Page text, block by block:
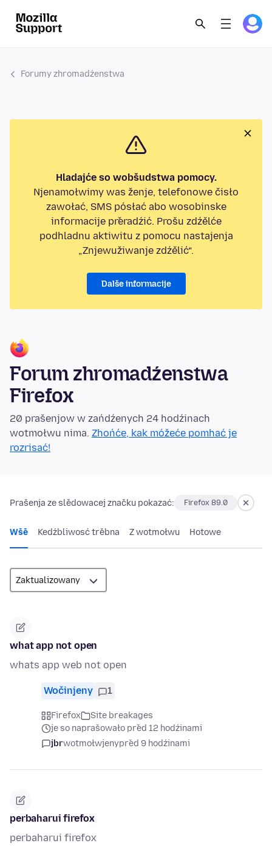
Forumy zhromadźenstwa
Hladajće so wobšudstwa pomocy.
Njenamołwimy was ženje, telefonowe čisło
zawołać, SMS pósłać abo wosobinske
informacije přeradźić. Prošu zdźělće
podhladnu aktiwitu z pomocu nastajenja
„Znjewužiwanje zdźělić“.
Dalše informacije
Forum zhromadźenstwa
Firefox
20 prašenjow w zańdźenych 24 hodźinach
wotmołwu nima. Zhońće, kak móžeće pomhać je
rozrisać!
Prašenja ze slědowacej značku pokazać: Firefox 89.0
Wšě Kedźbliwosć trěbna Z wotmołwu Hotowe
what app not open
whats app web not open
Wočinjeny 1
Firefox
Site breakages
je so naprašowało před 12 hodźinami
jbrwotmołwjenypřed 9 hodźinami
perbaharui firefox
perbaharui firefox